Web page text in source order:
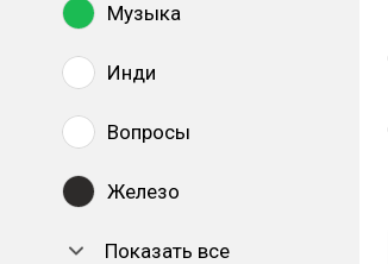
Музыка
Инди
Вопросы
Железо
Показать все